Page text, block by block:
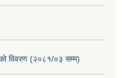
विवरण (२०८१/०३ सम्म)